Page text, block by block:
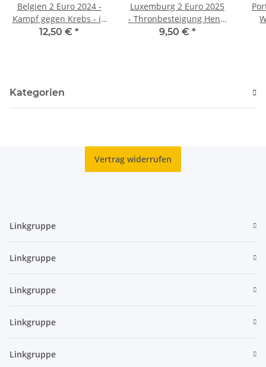
Belgien 2 Euro 2024 -
Kampf gegen Krebs - in
niederl. Coincard
12,50 € *
Luxemburg 2 Euro 2025
- Thronbesteigung Henri
- unc.
9,50 € *
Kategorien
Vertrag widerrufen
Linkgruppe
Linkgruppe
Linkgruppe
Linkgruppe
Linkgruppe